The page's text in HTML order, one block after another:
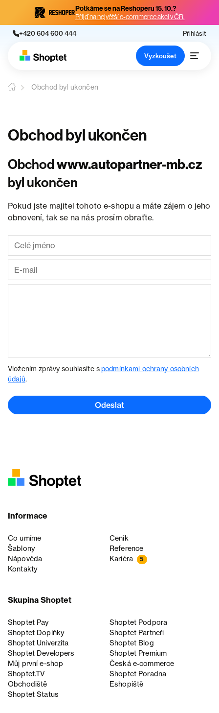
Potkáme se na Reshoperu 15. 10.?
Přijď na největší e-commerce akci v ČR.
+420 604 600 444 Přihlásit
Vyzkoušet
Obchod byl ukončen
Obchod byl ukončen
Obchodwww.autopartner-mb.cz
byl ukončen
Pokud jste majitel tohoto e-shopu a máte zájem o jeho
obnovení, tak se na nás prosím obraťte.
Vložením zprávy souhlasíte spodmínkami ochrany osobních
údajů.
Odeslat
Informace
Co umíme
Ceník
Šablony
Reference
Nápověda
Kariéra 5
Kontakty
Skupina Shoptet
Shoptet Pay
Shoptet Podpora
Shoptet Doplňky
Shoptet Partneři
Shoptet Univerzita
Shoptet Blog
Shoptet Developers
Shoptet Premium
Můj první e-shop
Česká e‑commerce
Shoptet.TV
Shoptet Poradna
Obchodiště
Eshopiště
Shoptet Status